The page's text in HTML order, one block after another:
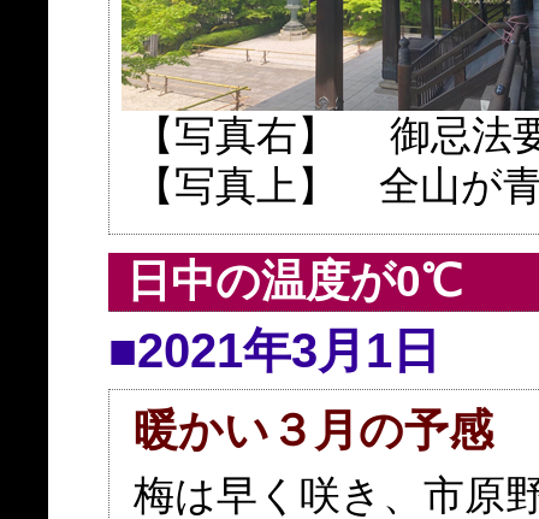
【写真右】 御忌法
【写真上】 全山が
日中の温度が0℃
■2021年3月1日
暖かい３月の予感
梅は早く咲き、市原